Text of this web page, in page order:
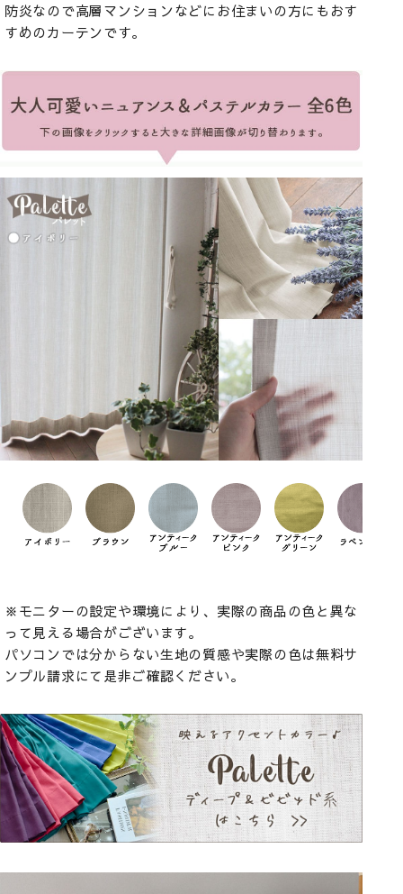
防炎なので高層マンションなどにお住まいの方にもおす
すめのカーテンです。
※モニターの設定や環境により、実際の商品の色と異な
って見える場合がございます。
パソコンでは分からない生地の質感や実際の色は無料サ
ンプル請求にて是非ご確認ください。